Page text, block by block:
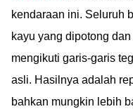
kendaraan ini. Seluruh
kayu yang dipotong
mengikuti garis-garis
asli. Hasilnya adalah
bahkan mungkin lebih